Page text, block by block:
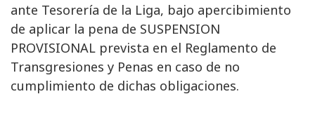
ante Tesorería de la Liga, bajo apercibimiento
de aplicar la pena de SUSPENSION
PROVISIONAL prevista en el Reglamento de
Transgresiones y Penas en caso de no
cumplimiento de dichas obligaciones.